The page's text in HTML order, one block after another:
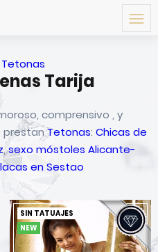
Tetonas
Tarija
comprensivo , y
prestanTetonas: Chicas de
,sexo móstoles Alicante-
en Sestao
NEW
SIN TATUAJES